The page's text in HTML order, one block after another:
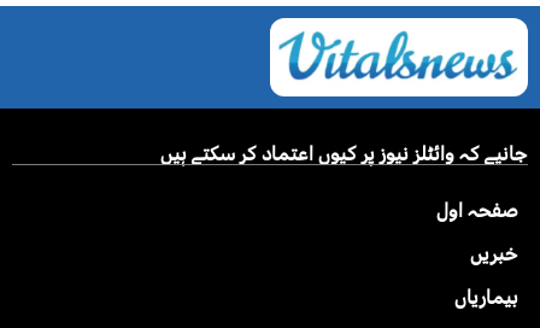
جانیے کہ وائٹلز نیوز پر کیوں اعتماد کر سکتے ہیں
صفحہ اول
خبریں
بیماریاں